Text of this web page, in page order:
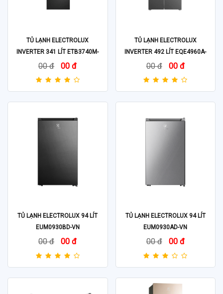
TỦ LẠNH ELECTROLUX
INVERTER 341 LÍT ETB3740M-
00 đ 00 đ
TỦ LẠNH ELECTROLUX
INVERTER 492 LÍT EQE4960A-
00 đ 00 đ
TỦ LẠNH ELECTROLUX 94 LÍT
EUM0930BD-VN
00 đ 00 đ
TỦ LẠNH ELECTROLUX 94 LÍT
EUM0930AD-VN
00 đ 00 đ